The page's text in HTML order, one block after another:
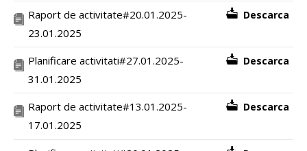
Raport de activitate#20.01.2025-
23.01.2025
Descarca
Planificare activitati#27.01.2025-
31.01.2025
Descarca
Raport de activitate#13.01.2025-
17.01.2025
Descarca